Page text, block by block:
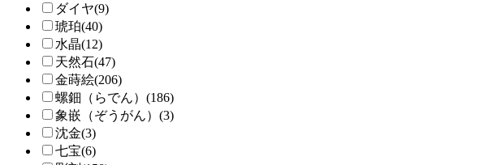
ダイヤ(9)
琥珀(40)
水晶(12)
天然石(47)
金蒔絵(206)
螺鈿（らでん）(186)
象嵌（ぞうがん）(3)
沈金(3)
七宝(6)